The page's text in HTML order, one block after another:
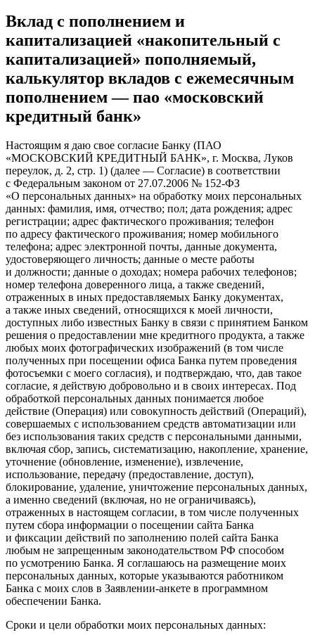
Вклад с пополнением и
капитализацией «накопительный с
капитализацией» пополняемый,
калькулятор вкладов с ежемесячным
пополнением — пао «московский
кредитный банк»
Настоящим я даю свое согласие Банку (ПАО
«МОСКОВСКИЙ КРЕДИТНЫЙ БАНК», г. Москва, Луков
переулок, д. 2, стр. 1) (далее — Согласие) в соответствии
с Федеральным законом от 27.07.2006 № 152-ФЗ
«О персональных данных» на обработку моих персональных
данных: фамилия, имя, отчество; пол; дата рождения; адрес
регистрации; адрес фактического проживания; телефон
по адресу фактического проживания; номер мобильного
телефона; адрес электронной почты, данные документа,
удостоверяющего личность; данные о месте работы
и должности; данные о доходах; номера рабочих телефонов;
номер телефона доверенного лица, а также сведений,
отраженных в иных предоставляемых Банку документах,
а также иных сведений, относящихся к моей личности,
доступных либо известных Банку в связи с принятием Банком
решения о предоставлении мне кредитного продукта, а также
любых моих фотографических изображений (в том числе
полученных при посещении офиса Банка путем проведения
фотосъемки с моего согласия), и подтверждаю, что, дав такое
согласие, я действую добровольно и в своих интересах. Под
обработкой персональных данных понимается любое
действие (Операция) или совокупность действий (Операций),
совершаемых с использованием средств автоматизации или
без использования таких средств с персональными данными,
включая сбор, запись, систематизацию, накопление, хранение,
уточнение (обновление, изменение), извлечение,
использование, передачу (предоставление, доступ),
блокирование, удаление, уничтожение персональных данных,
а именно сведений (включая, но не ограничиваясь),
отраженных в настоящем согласии, в том числе полученных
путем сбора информации о посещении сайта Банка
и фиксации действий по заполнению полей сайта Банка
любым не запрещенным законодательством РФ способом
по усмотрению Банка. Я соглашаюсь на размещение моих
персональных данных, которые указываются работником
Банка с моих слов в Заявлении-анкете в программном
обеспечении Банка.
Сроки и цели обработки моих персональных данных: